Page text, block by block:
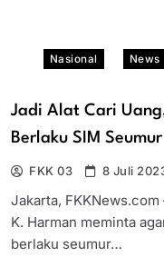
Nasional News
Jadi Alat Cari
Berlaku SIM
FKK 03 8 Juli
Jakarta, FKKNews.com
K. Harman meminta
berlaku seumur…